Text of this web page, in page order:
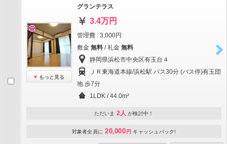
もっと見る
グランテラス
3.4万円
管理費 : 3,000円
敷金 無料 / 礼金 無料
静岡県浜松市中央区有玉台４
ＪＲ東海道本線/浜松駅 バス30分 (バス停)有玉団
地 歩7分
1LDK / 44.0m²
ただいま 2人 が検討中！
対象者全員に 20,000 円 キャッシュバック!